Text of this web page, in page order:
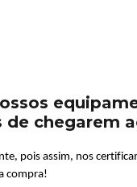
de chegarem
, pois assim, nos
compra!